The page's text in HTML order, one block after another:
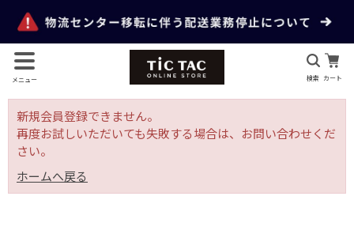
メニュー 検索 カート
新規会員登録できません。
再度お試しいただいても失敗する場合は、お問い合わせくだ
さい。
ホームへ戻る